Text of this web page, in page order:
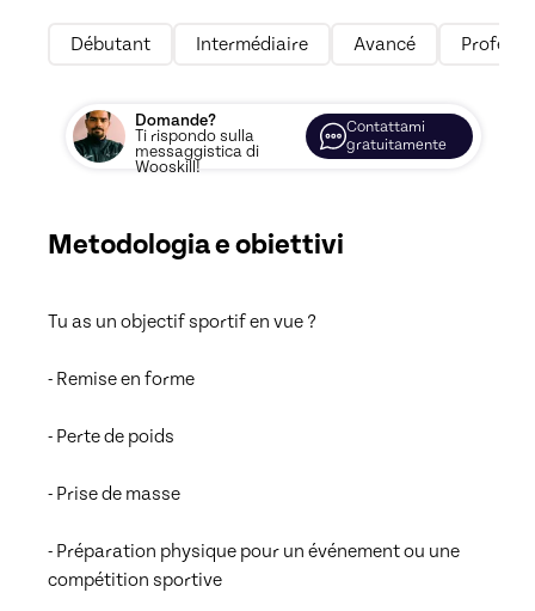
Débutant Intermédiaire Avancé
Domande?
Ti rispondo sulla
messaggistica di
Wooskill!
Contattami
gratuitamente
Metodologia e obiettivi
Tu as un objectif sportif en vue ?
- Remise en forme
- Perte de poids
- Prise de masse
- Préparation physique pour un événement ou une
compétition sportive